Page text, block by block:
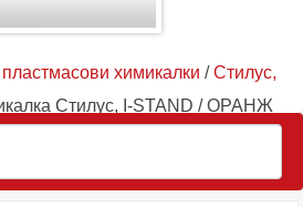
пластмасови химикалки /Стилус,
Стилус, I-STAND / ОРАНЖ